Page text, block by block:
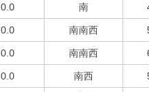
0.0 南
0.0 南南西
0.0 南南西
0.0 南西